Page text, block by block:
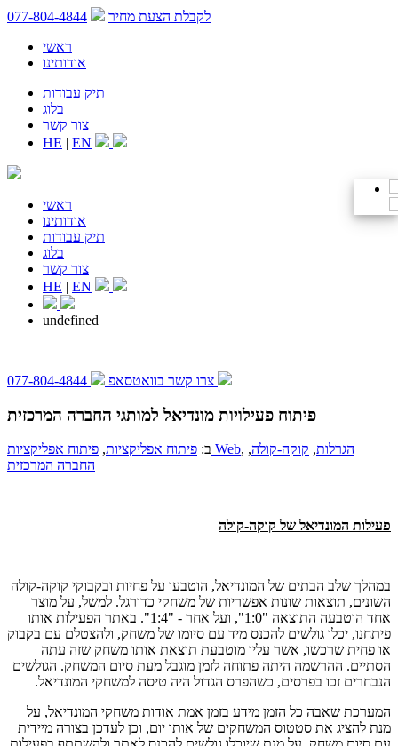
לקבלת הצעת מחיר
077-804-4844
ראשי
אודותינו
תיק עבודות
בלוג
צור קשר
HE | EN
ראשי
אודותינו
תיק עבודות
בלוג
צור קשר
HE | EN
undefined
צרו קשר בוואטסאפ 077-804-4844
פיתוח פעילויות מונדיאל למותגי החברה המרכזית
ב: פיתוח אפליקציות, פיתוח אפליקציות Web, הגרלות, קוקה-קולה,
החברה המרכזית
פעילות המונדיאל של קוקה-קולה
במהלך שלב הבתים של המונדיאל, הוטבעו על פחיות ובקבוקי קוקה-קולה
השונים, תוצאות שונות אפשריות של משחקי כדורגל. למשל, על מוצר
אחד הוטבעה התוצאה "1:0", ועל אחר - "1:4". באתר הפעילות אותו
פיתחנו, יכלו גולשים להכנס מיד עם סיומו של משחק, ולהצטלם עם בקבוק
או פחית שרכשו, אשר עליו מוטבעת תוצאת אותו משחק שזה עתה
הסתיים. ההרשמה היתה פתוחה לזמן מוגבל מעת סיום המשחק. הגולשים
הנבחרים זכו בפרסים, כשהפרס הגדול היה טיסה למשחקי המונדיאל.
המערכת שאבה כל הזמן מידע בזמן אמת אודות משחקי המונדיאל, על
מנת להציג את סטטוס המשחקים של אותו יום, וכן לעדכן בצורה מיידית